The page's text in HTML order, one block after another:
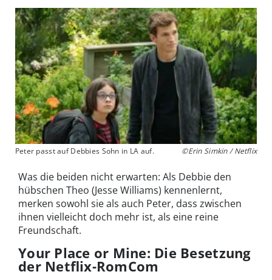
Peter passt auf Debbies Sohn in LA auf. ©Erin Simkin / Netflix
Was die beiden nicht erwarten: Als Debbie den
hübschen Theo (Jesse Williams) kennenlernt,
merken sowohl sie als auch Peter, dass zwischen
ihnen vielleicht doch mehr ist, als eine reine
Freundschaft.
Your Place or Mine: Die Besetzung
der Netflix-RomCom